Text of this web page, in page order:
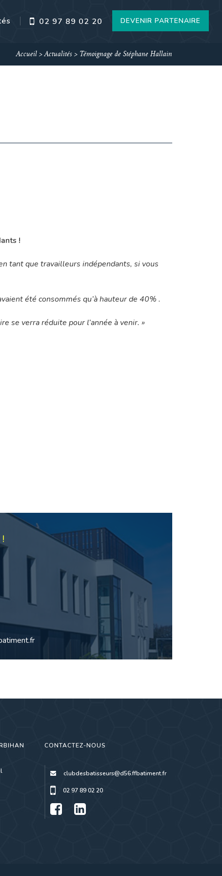
02 97 89 02 20 DEVENIR PARTENAIRE
Accueil >Actualités > Témoignage de Stéphane Hallain
!
tant que travailleurs indépendants, si vous
été consommés qu’à hauteur de 40% .
se verra réduite pour l’année à venir. »
CONTACTEZ-NOUS
clubdesbatisseurs@d56.ffbatiment.fr
02 97 89 02 20